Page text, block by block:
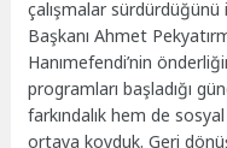
çalışmalar
Başkanı Ahmet
Hanımefendi’nin
programları başladığı
farkındalık hem de
ortaya koyduk. Geri